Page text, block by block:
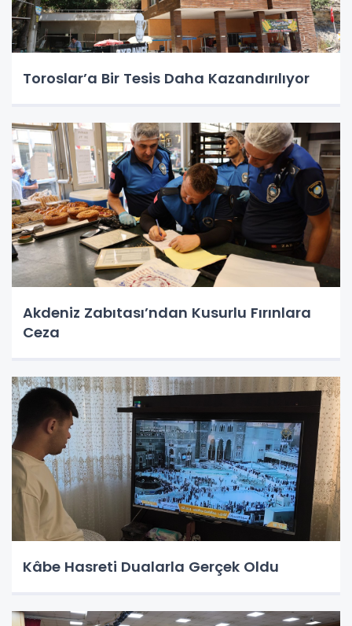
Toroslar’a Bir Tesis Daha Kazandırılıyor
Akdeniz Zabıtası’ndan Kusurlu Fırınlara
Ceza
Kâbe Hasreti Dualarla Gerçek Oldu